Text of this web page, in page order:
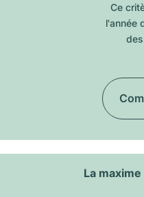
Ce
l'année
La maxime